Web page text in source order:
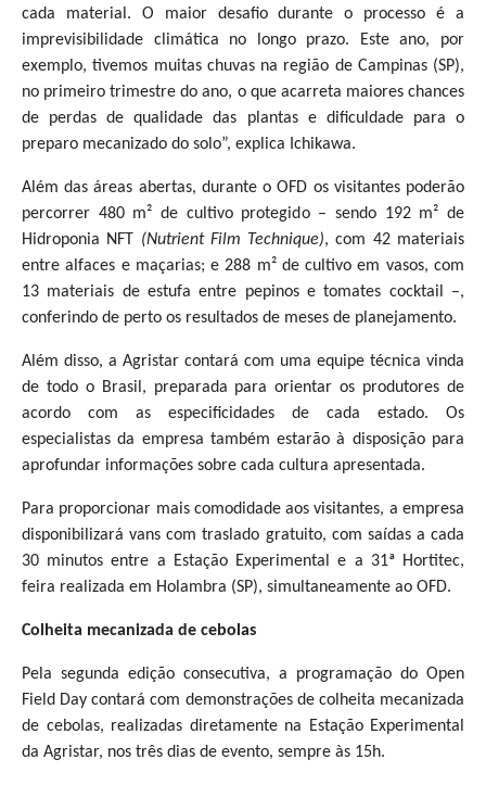
cada material. O maior desafio durante o processo é a
imprevisibilidade climática no longo prazo. Este ano, por
exemplo, tivemos muitas chuvas na região de Campinas (SP),
no primeiro trimestre do ano, o que acarreta maiores chances
de perdas de qualidade das plantas e dificuldade para o
preparo mecanizado do solo”, explica Ichikawa.
Além das áreas abertas, durante o OFD os visitantes poderão
percorrer 480 m² de cultivo protegido – sendo 192 m² de
Hidroponia NFT (Nutrient Film Technique), com 42 materiais
entre alfaces e maçarias; e 288 m² de cultivo em vasos, com
13 materiais de estufa entre pepinos e tomates cocktail –,
conferindo de perto os resultados de meses de planejamento.
Além disso, a Agristar contará com uma equipe técnica vinda
de todo o Brasil, preparada para orientar os produtores de
acordo com as especificidades de cada estado. Os
especialistas da empresa também estarão à disposição para
aprofundar informações sobre cada cultura apresentada.
Para proporcionar mais comodidade aos visitantes, a empresa
disponibilizará vans com traslado gratuito, com saídas a cada
30 minutos entre a Estação Experimental e a 31ª Hortitec,
feira realizada em Holambra (SP), simultaneamente ao OFD.
Colheita mecanizada de cebolas
Pela segunda edição consecutiva, a programação do Open
Field Day contará com demonstrações de colheita mecanizada
de cebolas, realizadas diretamente na Estação Experimental
da Agristar, nos três dias de evento, sempre às 15h.